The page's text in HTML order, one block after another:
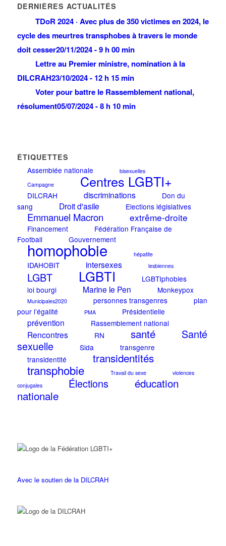
DERNIÈRES ACTUALITÉS
TDoR 2024 · Avec plus de 350 victimes en 2024, le
cycle des meurtres transphobes à travers le monde
doit cesser20/11/2024 - 9 h 00 min
Lettre au Premier ministre, nomination à la
DILCRAH23/10/2024 - 12 h 15 min
Voter pour battre le Rassemblement national,
résolument05/07/2024 - 8 h 10 min
ÉTIQUETTES
Assemblée nationale
bisexuelles
Campagne
Centres LGBTI+
DILCRAH discriminations
Don du
sang
Droit d'asile Elections législatives
Emmanuel Macron extrême-droite
Financement
Fédération Française de
Football
Gouvernement
homophobie hépatite
IDAHOBIT intersexes lesbiennes
LGBT LGBTI
LGBTIphobies
loi bourgi
Marine le Pen Monkeypox
Municipales2020 personnes transgenres
plan
pour l’égalité
PMA Présidentielle
prévention Rassemblement national
Rencontres RN santé
Santé
sexuelle
Sida
transgenre
transidentité
transidentités
transphobie Travail du sexe
violences
conjugales
Élections
éducation
nationale
Avec le soutien de la DILCRAH